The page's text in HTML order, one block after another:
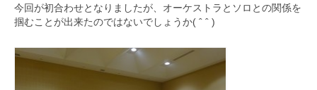
今回が初合わせとなりましたが、オーケストラとソロとの関係を
掴むことが出来たのではないでしょうか( ˆ ˆ )